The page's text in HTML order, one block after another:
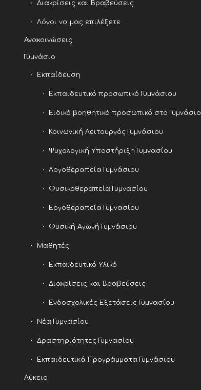
Διακρίσεις και Βραβεύσεις
Λόγοι να μας επιλέξετε
Ανακοινώσεις
Γυμνάσιο
Εκπαίδευση
Εκπαιδευτικό προσωπικό Γυμνάσιου
Ειδικό βοηθητικό προσωπικό στο Γυμνάσιο
Κοινωνική Λειτουργός Γυμνάσιου
Ψυχολογική Υποστήριξη Γυμνασίου
Λογοθεραπεία Γυμνάσιου
Φυσικοθεραπεία Γυμνασίου
Εργοθεραπεία Γυμνασίου
Φυσική Αγωγή Γυμνάσιου
Μαθητές
Εκπαιδευτικό Υλικό
Διακρίσεις και Βραβεύσεις
Ενδοσχολικές Εξετάσεις Γυμνασίου
Νέα Γυμνασίου
Δραστηριότητες Γυμνασίου
Εκπαιδευτικά Προγράμματα Γυμνάσιου
Λύκειο